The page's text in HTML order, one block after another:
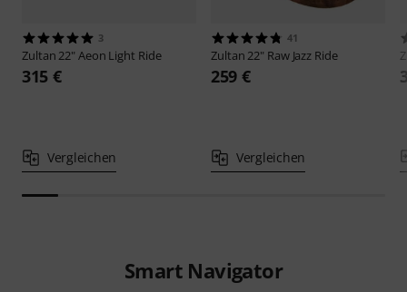
3
Zultan22" Aeon Light Ride
315 €
Vergleichen
41
Zultan22" Raw Jazz Ride
259 €
Vergleichen
Smart Navigator